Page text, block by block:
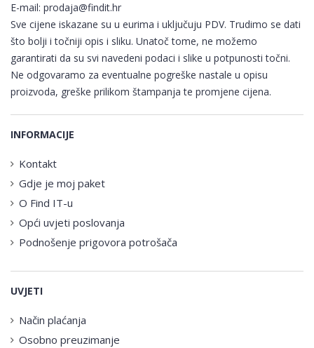
E-mail: prodaja@findit.hr
Sve cijene iskazane su u eurima i uključuju PDV. Trudimo se dati
što bolji i točniji opis i sliku. Unatoč tome, ne možemo
garantirati da su svi navedeni podaci i slike u potpunosti točni.
Ne odgovaramo za eventualne pogreške nastale u opisu
proizvoda, greške prilikom štampanja te promjene cijena.
INFORMACIJE
Kontakt
Gdje je moj paket
O Find IT-u
Opći uvjeti poslovanja
Podnošenje prigovora potrošača
UVJETI
Način plaćanja
Osobno preuzimanje